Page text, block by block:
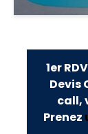
1er
Devis
call,
Prenez